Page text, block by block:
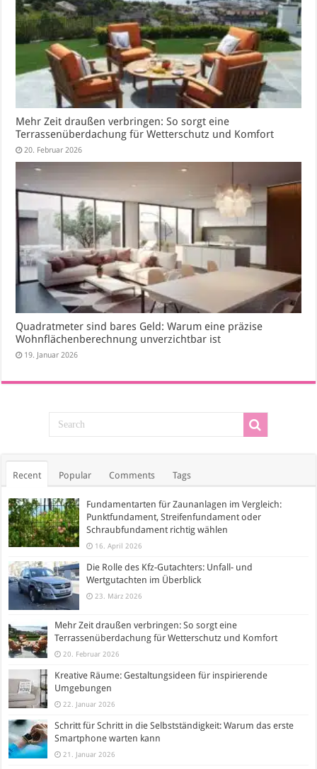
Mehr Zeit draußen verbringen: So sorgt eine
Terrassenüberdachung für Wetterschutz und Komfort
20. Februar 2026
Quadratmeter sind bares Geld: Warum eine präzise
Wohnflächenberechnung unverzichtbar ist
19. Januar 2026
Recent Popular Comments Tags
Fundamentarten für Zaunanlagen im Vergleich:
Punktfundament, Streifenfundament oder
Schraubfundament richtig wählen
16. April 2026
Die Rolle des Kfz-Gutachters: Unfall- und
Wertgutachten im Überblick
23. März 2026
Mehr Zeit draußen verbringen: So sorgt eine
Terrassenüberdachung für Wetterschutz und Komfort
20. Februar 2026
Kreative Räume: Gestaltungsideen für inspirierende
Umgebungen
22. Januar 2026
Schritt für Schritt in die Selbstständigkeit: Warum das erste
Smartphone warten kann
21. Januar 2026